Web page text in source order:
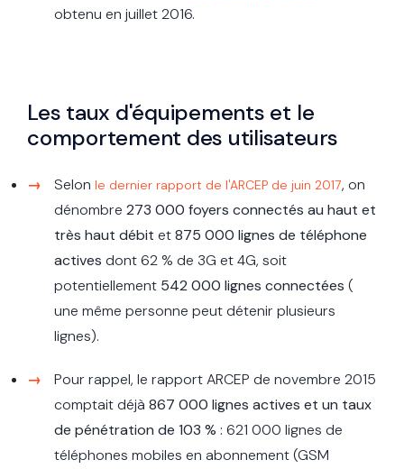
obtenu en juillet 2016.
Les taux d'équipements et le
comportement des utilisateurs
Selon le dernier rapport de l'ARCEP de juin 2017, on
dénombre 273 000 foyers connectés au haut et
très haut débit et875 000 lignes de téléphone
actives dont 62 % de 3G et 4G, soit
potentiellement 542 000 lignes connectées (
une même personne peut détenir plusieurs
lignes).
Pour rappel, le rapport ARCEP de novembre 2015
comptait déjà 867 000 lignes actives et un taux
de pénétration de 103 % : 621 000 lignes de
téléphones mobiles en abonnement (GSM